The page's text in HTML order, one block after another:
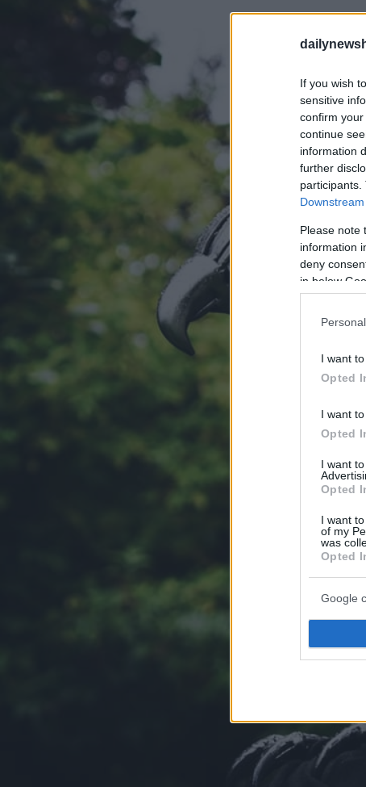
If you wish
sensitive
confirm
continue
information
further
Please note
information
deny
in below
I want
Opted
I want
Opted
I want
Opted
I want
of my
was
Opted
Google